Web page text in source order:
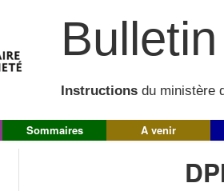
Instructions du ministère
Sommaires A venir